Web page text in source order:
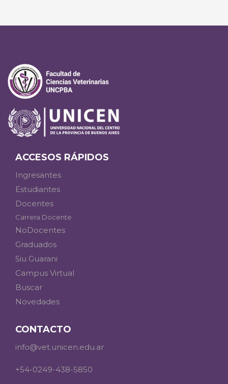
ACCESOS RÁPIDOS
Ingresantes
Estudiantes
Docentes
Carrera Docente
NoDocentes
Graduados
Siu Guarani
Campus Virtual
Buscar
Novedades
CONTACTO
info@vet.unicen.edu.ar
+54-0249-438-5850